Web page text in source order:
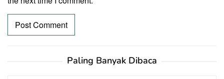
Paling Banyak Dibaca